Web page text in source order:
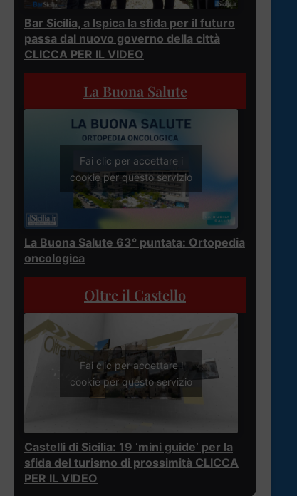
Bar Sicilia, a Ispica la sfida per il futuro
passa dal nuovo governo della città
CLICCA PER IL VIDEO
La Buona Salute
Fai clic per accettare i
cookie per questo servizio
La Buona Salute 63° puntata: Ortopedia
oncologica
Oltre il Castello
Fai clic per accettare i
cookie per questo servizio
Castelli di Sicilia: 19 ‘mini guide’ per la
sfida del turismo di prossimità CLICCA
PER IL VIDEO